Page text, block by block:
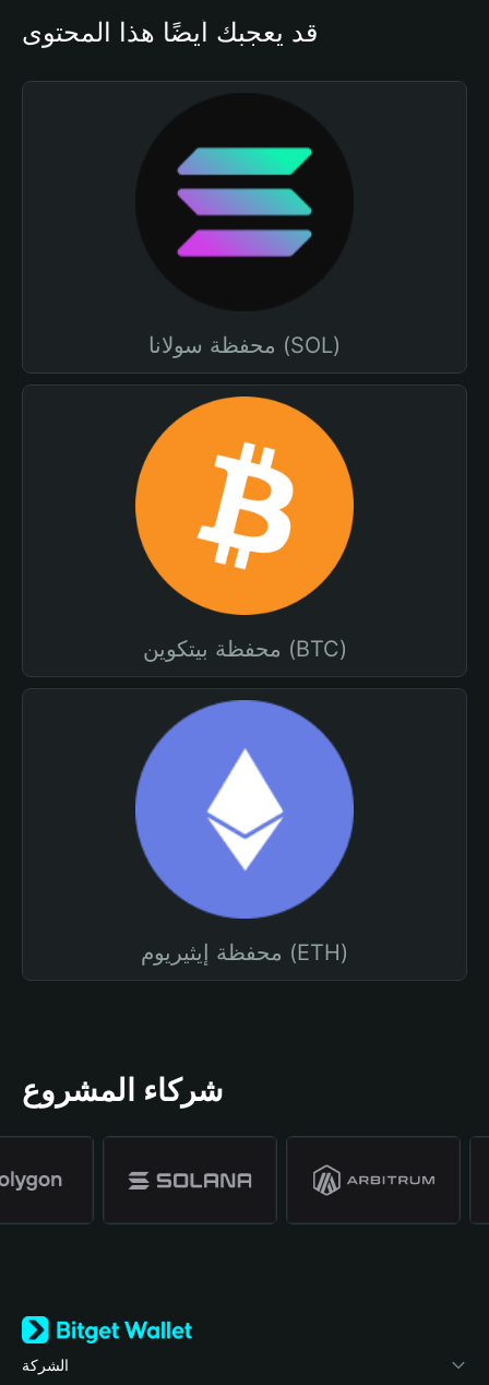
قد يعجبك أيضًا هذا المحتوى
محفظة سولانا (SOL)
محفظة بيتكوين (BTC)
محفظة إيثيريوم (ETH)
شركاء المشروع
الشركة